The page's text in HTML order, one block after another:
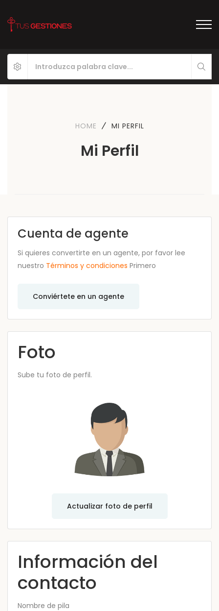
HOME MI PERFIL
Mi Perfil
Cuenta de agente
Si quieres convertirte en un agente, por favor lee
nuestro Términos y condiciones Primero
Conviértete en un agente
Foto
Sube tu foto de perfil.
Actualizar foto de perfil
Información del
contacto
Nombre de pila